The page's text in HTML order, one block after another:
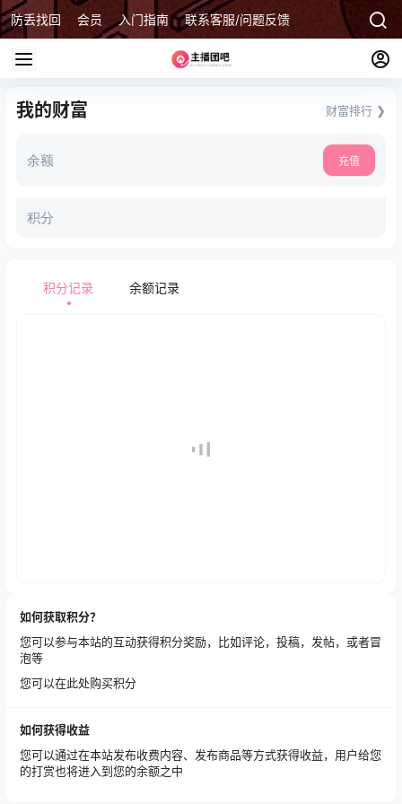
防丢找回 会员 入门指南 联系客服/问题反馈
我的财富 财富排行 ❯
余额 充值
积分
积分记录 余额记录
如何获取积分？
您可以参与本站的互动获得积分奖励，比如评论，投稿，发帖，或者冒
泡等
您可以在此处购买积分
如何获得收益
您可以通过在本站发布收费内容、发布商品等方式获得收益，用户给您
的打赏也将进入到您的余额之中